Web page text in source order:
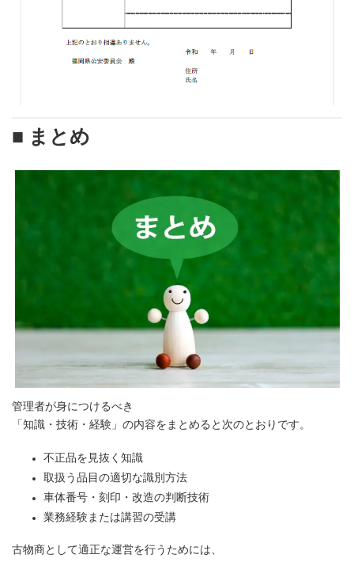
■ まとめ
管理者が身につけるべき
「知識・技術・経験」の内容をまとめると次のとおりです。
不正品を見抜く知識
取扱う品目の適切な識別方法
車体番号・刻印・改造の判断技術
業務経験または講習の受講
古物商として適正な運営を行うためには、